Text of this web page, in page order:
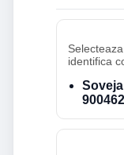
identifica
900462